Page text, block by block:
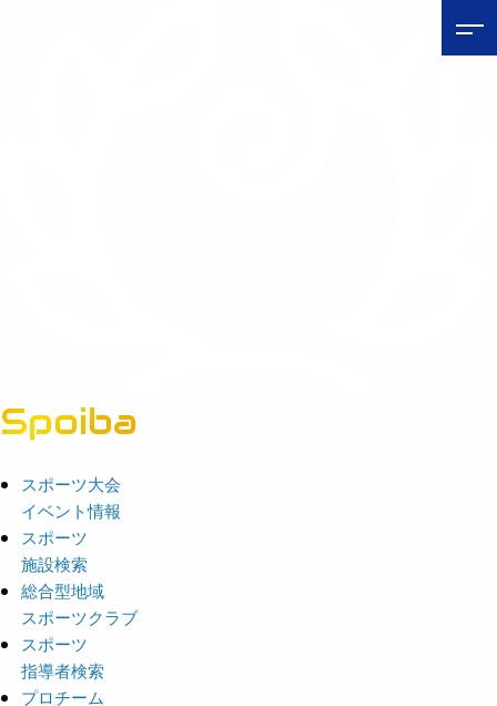
Spoiba
スポーツ大会
イベント情報
スポーツ
施設検索
総合型地域
スポーツクラブ
スポーツ
指導者検索
プロチーム